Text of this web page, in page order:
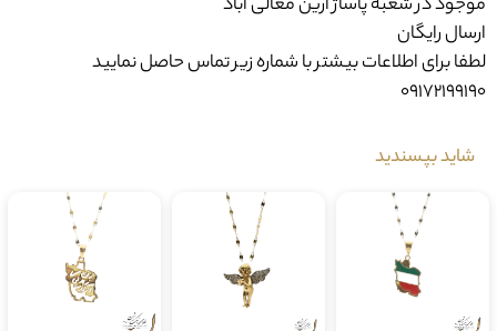
ارسال رایگان
لطفا برای اطلاعات بیشتر با شماره زیر تماس حاصل نمایید
09172199190
شاید بپسندید